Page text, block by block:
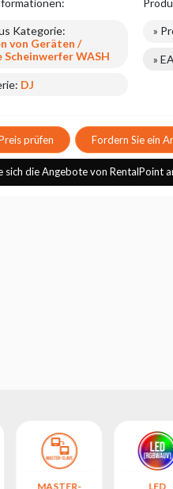
Kategorie:
von Geräten /
Scheinwerfer WASH
DJ
»
»
prüfen Fordern Sie ein
sich die Angebote von RentalPoint
MASTER-
LED